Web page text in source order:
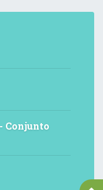
Conjunto